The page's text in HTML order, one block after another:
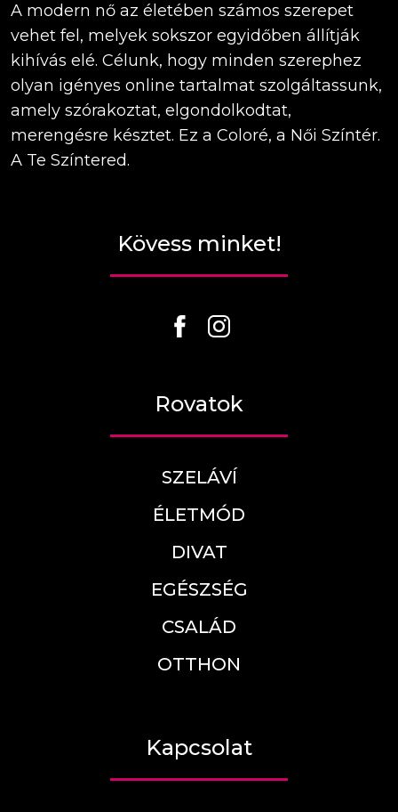
A modern nő az életében számos szerepet
vehet fel, melyek sokszor egyidőben állítják
kihívás elé. Célunk, hogy minden szerephez
olyan igényes online tartalmat szolgáltassunk,
amely szórakoztat, elgondolkodtat,
merengésre késztet. Ez a Coloré, a Női Színtér.
A Te Színtered.
Kövess minket!
Rovatok
SZELÁVÍ
ÉLETMÓD
DIVAT
EGÉSZSÉG
CSALÁD
OTTHON
Kapcsolat